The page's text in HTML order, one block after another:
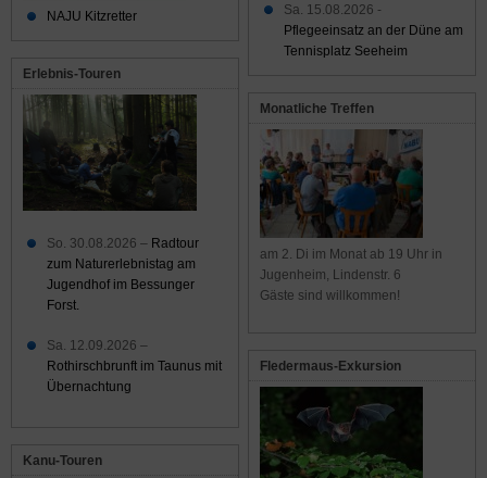
Sa. 15.08.2026 -
Pflegeeinsatz an der Düne am
Tennisplatz Seeheim
Monatliche Treffen
am 2. Di im Monat ab 19 Uhr in
Jugenheim, Lindenstr. 6
Gäste sind willkommen!
Fledermaus-Exkursion
NAJU Kitzretter
Erlebnis-Touren
So. 30.08.2026 – Radtour
zum Naturerlebnistag am
Jugendhof im Bessunger
Forst.
Sa. 12.09.2026 –
Rothirschbrunft im Taunus mit
Übernachtung
Kanu-Touren